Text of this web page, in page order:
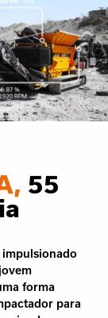
55
impulsionado
forma
para